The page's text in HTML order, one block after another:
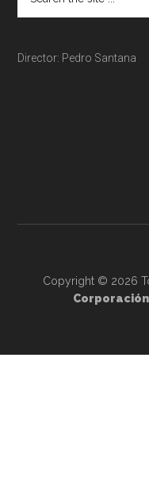
Director: Pedro Santana
Copyright © 2026